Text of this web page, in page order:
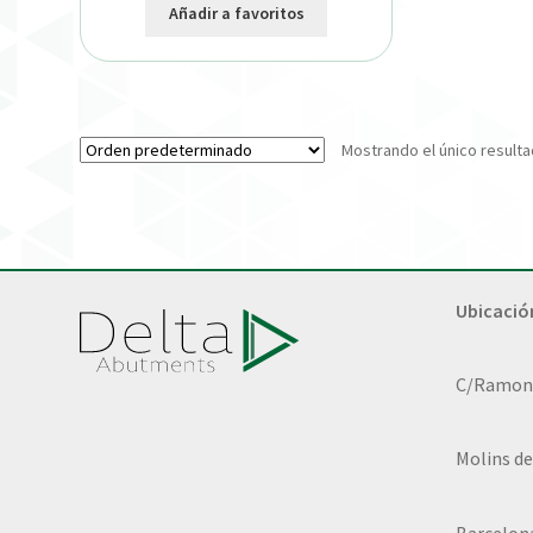
Añadir a favoritos
Mostrando el único
C/
Molins